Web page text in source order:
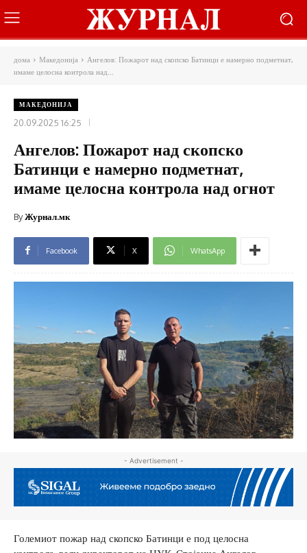
дома Македонија
Ангелов: Пожарот над скопско Батинци е намерно подметнат,
имаме целосна контрола над...
МАКЕДОНИЈА
20.09.2025 16:25
Ангелов: Пожарот над скопско
Батинци е намерно подметнат,
имаме целосна контрола над огнот
ByЖурнал.мк
Facebook X WhatsApp
- Advertisement -
Големиот пожар над скопско Батинци е под целосна